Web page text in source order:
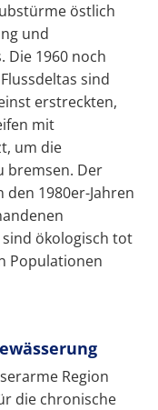
östlich
und
Die 1960 noch
sind
erstreckten,
mit
um die
bremsen. Der
1980er-Jahren
sind ökologisch tot
Populationen
Region
die chronische